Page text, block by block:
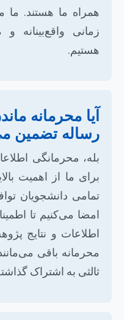
همراه ما هستند. ما
زمانی واقع‌بینانه
هستیم.
آیا محرمانه
رساله تضمین
بله، محرمانگی
برای ما از اهمیت
امضا می‌کنیم تا
اطلاعات و نتایج
محرمانه باقی
ثالثی به اشتراک